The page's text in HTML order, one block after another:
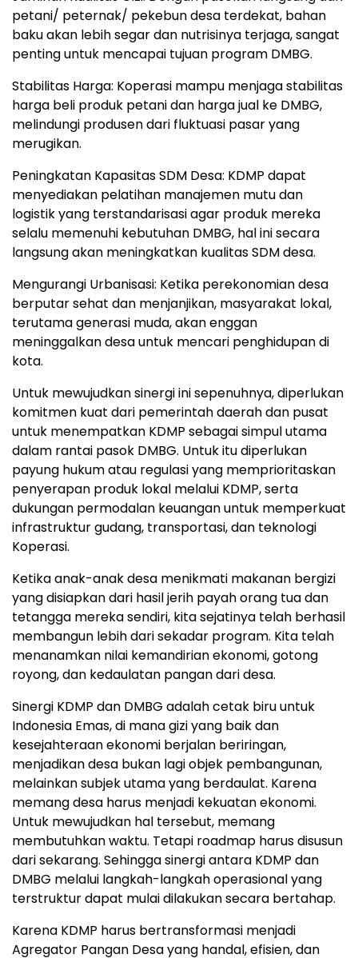
petani/ peternak/ pekebun desa terdekat, bahan
baku akan lebih segar dan nutrisinya terjaga, sangat
penting untuk mencapai tujuan program DMBG.
Stabilitas Harga: Koperasi mampu menjaga stabilitas
harga beli produk petani dan harga jual ke DMBG,
melindungi produsen dari fluktuasi pasar yang
merugikan.
Peningkatan Kapasitas SDM Desa: KDMP dapat
menyediakan pelatihan manajemen mutu dan
logistik yang terstandarisasi agar produk mereka
selalu memenuhi kebutuhan DMBG, hal ini secara
langsung akan meningkatkan kualitas SDM desa.
Mengurangi Urbanisasi: Ketika perekonomian desa
berputar sehat dan menjanjikan, masyarakat lokal,
terutama generasi muda, akan enggan
meninggalkan desa untuk mencari penghidupan di
kota.
Untuk mewujudkan sinergi ini sepenuhnya, diperlukan
komitmen kuat dari pemerintah daerah dan pusat
untuk menempatkan KDMP sebagai simpul utama
dalam rantai pasok DMBG. Untuk itu diperlukan
payung hukum atau regulasi yang memprioritaskan
penyerapan produk lokal melalui KDMP, serta
dukungan permodalan keuangan untuk memperkuat
infrastruktur gudang, transportasi, dan teknologi
Koperasi.
Ketika anak-anak desa menikmati makanan bergizi
yang disiapkan dari hasil jerih payah orang tua dan
tetangga mereka sendiri, kita sejatinya telah berhasil
membangun lebih dari sekadar program. Kita telah
menanamkan nilai kemandirian ekonomi, gotong
royong, dan kedaulatan pangan dari desa.
Sinergi KDMP dan DMBG adalah cetak biru untuk
Indonesia Emas, di mana gizi yang baik dan
kesejahteraan ekonomi berjalan beriringan,
menjadikan desa bukan lagi objek pembangunan,
melainkan subjek utama yang berdaulat. Karena
memang desa harus menjadi kekuatan ekonomi.
Untuk mewujudkan hal tersebut, memang
membutuhkan waktu. Tetapi roadmap harus disusun
dari sekarang. Sehingga sinergi antara KDMP dan
DMBG melalui langkah-langkah operasional yang
terstruktur dapat mulai dilakukan secara bertahap.
Karena KDMP harus bertransformasi menjadi
Agregator Pangan Desa yang handal, efisien, dan